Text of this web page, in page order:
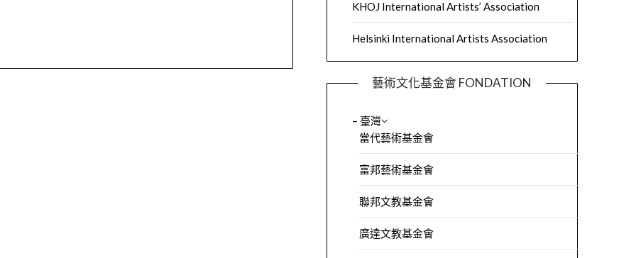
KHOJ International Artists’ Association
Helsinki International Artists Association
藝術文化基金會 FONDATION
– 臺灣
當代藝術基金會
富邦藝術基金會
聯邦文教基金會
廣達文教基金會